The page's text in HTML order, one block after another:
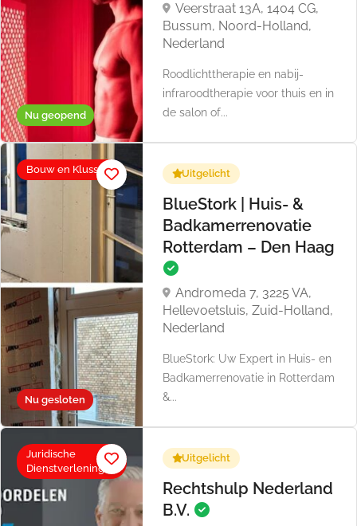
Nu geopend
Veerstraat 13A, 1404 CG,
Bussum, Noord-Holland,
Nederland
Roodlichttherapie en nabij-
infraroodtherapie voor thuis en in
de salon of...
Nu gesloten
Bouw en Klussen Uitgelicht
BlueStork | Huis- &
Badkamerrenovatie
Rotterdam – Den Haag
Andromeda 7, 3225 VA,
Hellevoetsluis, Zuid-Holland,
Nederland
BlueStork: Uw Expert in Huis- en
Badkamerrenovatie in Rotterdam
&...
Juridische
Dienstverlening
Uitgelicht
Rechtshulp Nederland
B.V.